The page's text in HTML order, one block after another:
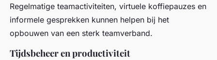
Regelmatige teamactiviteiten, virtuele koffiepauzes en
informele gesprekken kunnen helpen bij het
opbouwen van een sterk teamverband.
Tijdsbeheer en productiviteit